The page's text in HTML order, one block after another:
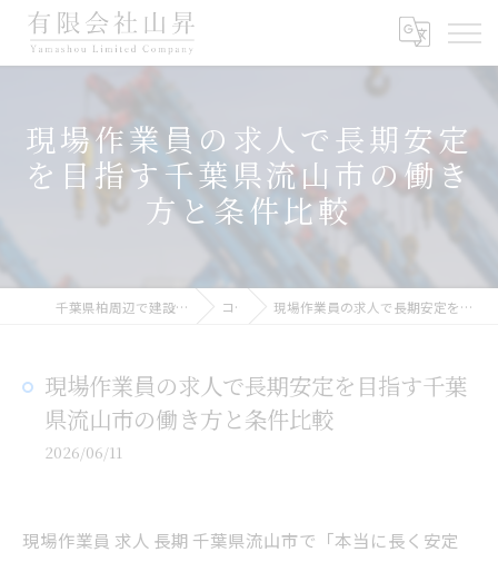
現場作業員の求人で長期安定
を目指す千葉県流山市の働き
方と条件比較
千葉県柏周辺で建設業の求人なら有限会社山昇 コラム 現場作業員の求人で長期安定を目指す千葉県流山市の働き方と条件比較
現場作業員の求人で長期安定を目指す千葉
県流山市の働き方と条件比較
2026/06/11
現場作業員 求人 長期 千葉県流山市で「本当に長く安定